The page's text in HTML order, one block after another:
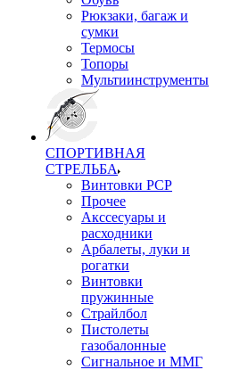
Рюкзаки, багаж и
сумки
Термосы
Топоры
Мультиинструменты
СПОРТИВНАЯ
СТРЕЛЬБА
Винтовки PCP
Прочее
Акссесуары и
расходники
Арбалеты, луки и
рогатки
Винтовки
пружинные
Страйлбол
Пистолеты
газобалонные
Сигнальное и ММГ